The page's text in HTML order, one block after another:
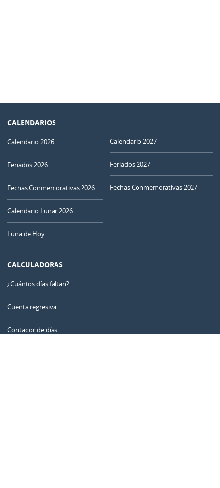
CALENDARIOS
Calendario 2026
Feriados 2026
Fechas Conmemorativas 2026
Calendario Lunar 2026
Luna de Hoy
Calendario 2027
Feriados 2027
Fechas Conmemorativas 2027
CALCULADORAS
¿Cuántos días faltan?
Cuenta regresiva
Contador de días